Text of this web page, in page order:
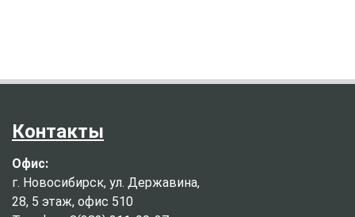
Контакты
Офис:
г. Новосибирск, ул. Державина,
28, 5 этаж, офис 510